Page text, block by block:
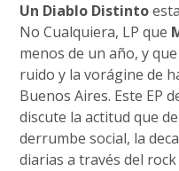
Un Diablo Distinto
No Cualquiera, LP que
menos de un año, y
ruido y la vorágine de
Buenos Aires. Este EP
discute la actitud que
derrumbe social, la
diarias a través del